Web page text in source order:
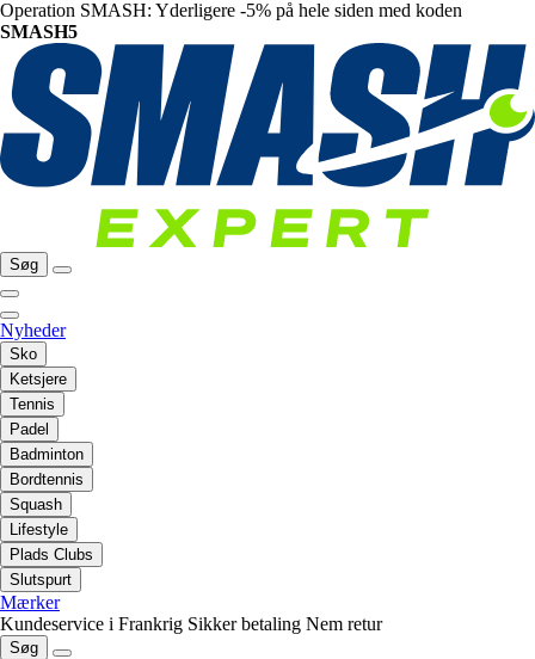
Operation SMASH: Yderligere -5% på hele siden med koden
SMASH5
Søg
Nyheder
Sko
Ketsjere
Tennis
Padel
Badminton
Bordtennis
Squash
Lifestyle
Plads Clubs
Slutspurt
Mærker
Kundeservice i Frankrig Sikker betaling Nem retur
Søg